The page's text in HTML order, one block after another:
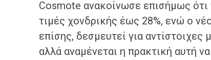
Cosmote ανακοίνωσε επισήμως ότι
τιμές χονδρικής έως 28%, ενώ ο
επίσης, δεσμευτεί για αντίστοιχες
αλλά αναμένεται η πρακτική αυτή